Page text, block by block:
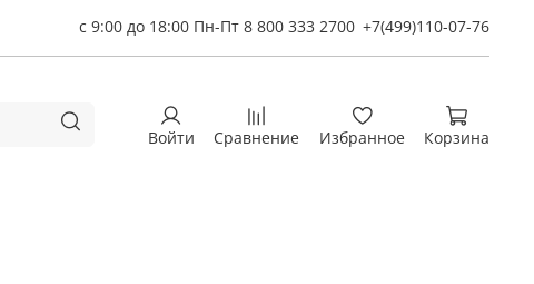
с 9:00 до 18:00 Пн-Пт 8 800 333 2700 +7(499)110-07-76
Войти Сравнение Избранное Корзина